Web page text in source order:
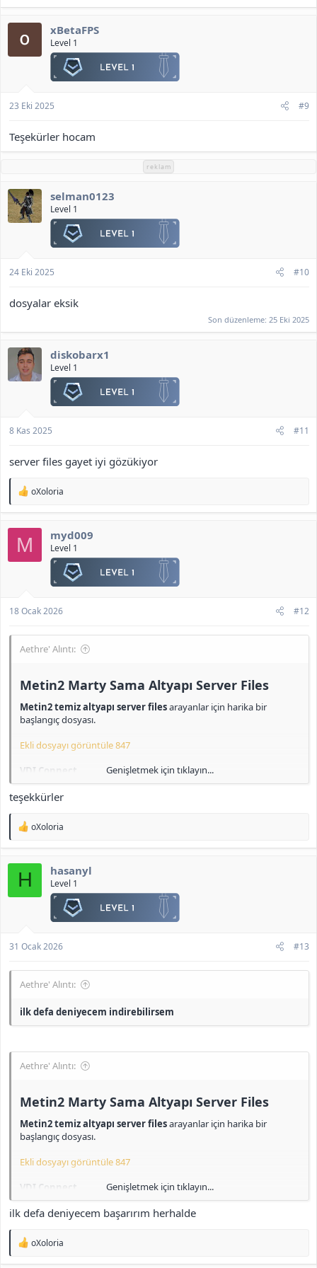
İndir
<b>[Gizli içerik]</b>
xBetaFPS
Level 1
23 Eki 2025 #9
Teşekürler hocam
reklam
selman0123
Level 1
24 Eki 2025 #10
dosyalar eksik
Son düzenleme: 25 Eki 2025
diskobarx1
Level 1
8 Kas 2025 #11
server files gayet iyi gözükiyor
T
p
i
oXoloria
M myd009
Level 1
18 Ocak 2026 #12
Aethre' Alıntı:
Metin2 Marty Sama Altyapı Server Files​
Metin2 temiz altyapı server filesarayanlar için harika bir
başlangıç dosyası.
Ekli dosyayı görüntüle 847
VDI Connect
id: root
pass: 123
Mysql Local
id: root
pass: admin
Navicat (MariaDB)
id: admin
pass: admin
Game users
id: admin2 pass: admin
id: admin4 pass: admin
id: admin5 pass: admin
İndir
<b>[Gizli içerik]</b>
Genişletmek için tıklayın...
teşekkürler
T
p
i
oXoloria
H hasanyl
Level 1
31 Ocak 2026 #13
Aethre' Alıntı:
ilk defa deniyecem indirebilirsem
Aethre' Alıntı:
Metin2 Marty Sama Altyapı Server Files​
Metin2 temiz altyapı server filesarayanlar için harika bir
başlangıç dosyası.
Ekli dosyayı görüntüle 847
VDI Connect
id: root
pass: 123
Mysql Local
id: root
pass: admin
Genişletmek için tıklayın...
ilk defa deniyecem başarırım herhalde
T
p
oXoloria